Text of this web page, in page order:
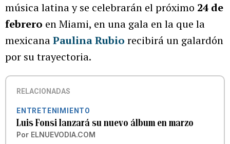
música latina y se celebrarán el próximo 24 de
febrero en Miami, en una gala en la que la
mexicanaPaulina Rubio recibirá un galardón
por su trayectoria.
RELACIONADAS
ENTRETENIMIENTO
Luis Fonsi lanzará su nuevo álbum en marzo
Por ELNUEVODIA.COM